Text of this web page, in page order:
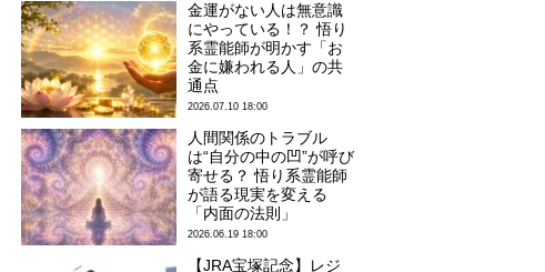
金運がない人は無意識
にやっている！？ 悟り
系霊能師が明かす「お
金に嫌われる人」の共
通点
2026.07.10 18:00
人間関係のトラブル
は“自分の中の凹”が呼び
寄せる？ 悟り系霊能師
が語る現実を変える
「内面の法則」
2026.06.19 18:00
【JRA宝塚記念】レジ